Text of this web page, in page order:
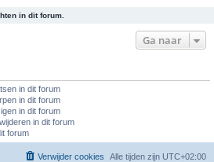
in dit forum.
Ga naar
in dit forum
in dit forum
in dit forum
in dit forum
forum
Alle tijden zijn UTC+02:00
Verwijder cookies